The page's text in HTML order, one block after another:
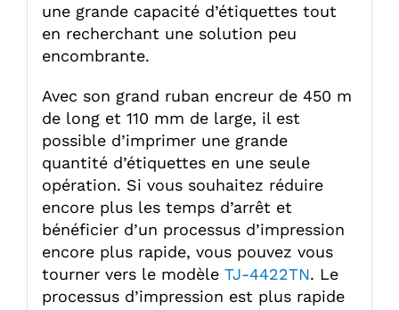
une grande capacité d’étiquettes tout
en recherchant une solution peu
encombrante.
Avec son grand ruban encreur de 450 m
de long et 110 mm de large, il est
possible d’imprimer une grande
quantité d’étiquettes en une seule
opération. Si vous souhaitez réduire
encore plus les temps d’arrêt et
bénéficier d’un processus d’impression
encore plus rapide, vous pouvez vous
tourner vers le modèle TJ-4422TN. Le
processus d’impression est plus rapide